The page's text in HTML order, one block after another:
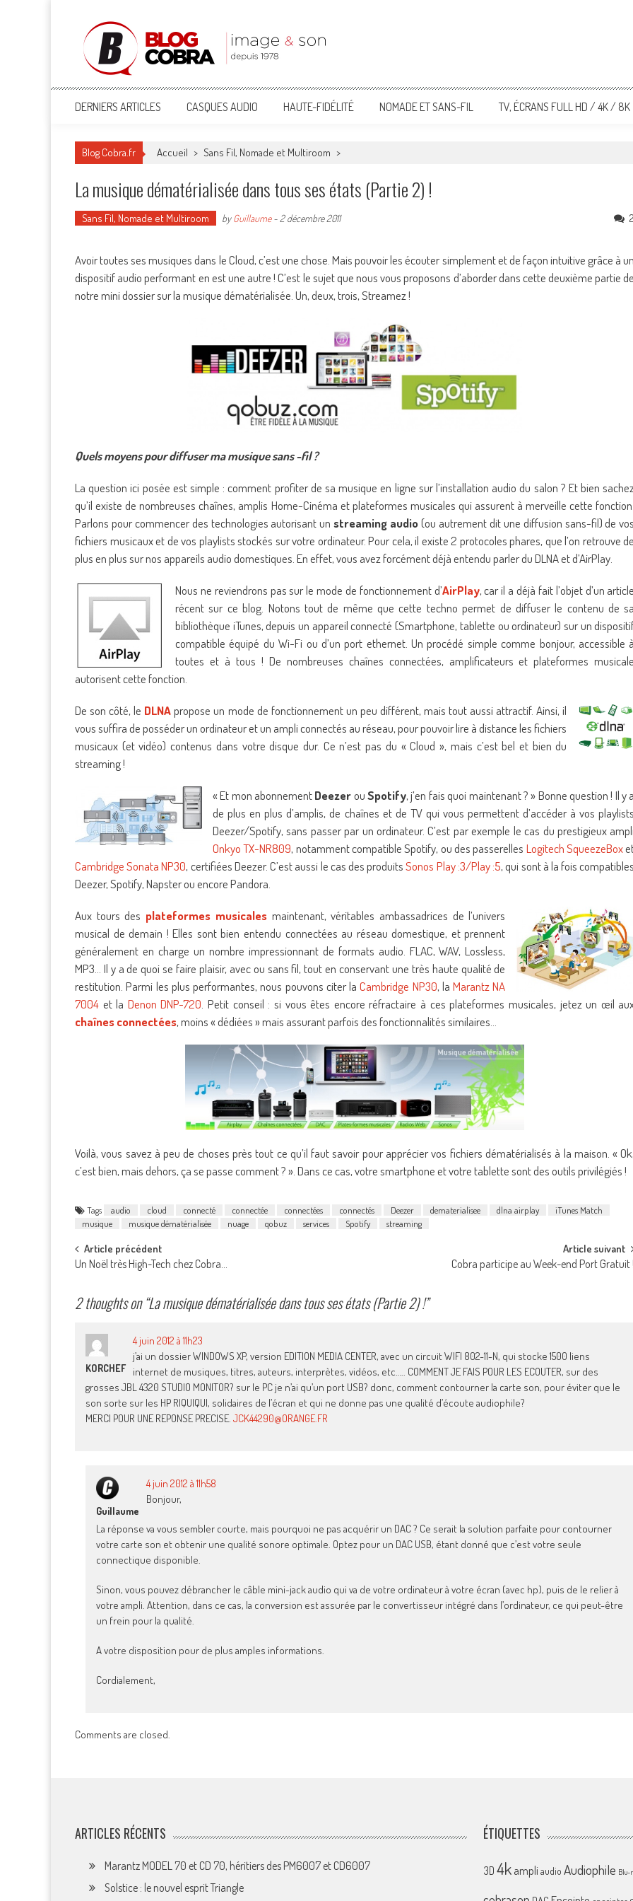
Blog Cobra
Toute l'actu Image & Son !
DERNIERS ARTICLES CASQUES AUDIO HAUTE-FIDÉLITÉ NOMADE ET SANS-FIL TV, ÉCRANS FULL HD / 4K / 8K
Blog Cobra.fr Accueil > Sans Fil, Nomade et Multiroom >
La musique dématérialisée dans tous ses états (Partie 2) !
Sans Fil, Nomade et Multiroom byGuillaume- 2 décembre 2011 2
Avoir toutes ses musiques dans le Cloud, c’est une chose. Mais pouvoir les écouter simplement et de façon intuitive grâce à un
dispositif audio performant en est une autre ! C’est le sujet que nous vous proposons d’aborder dans cette deuxième partie de
notre mini dossier sur la musique dématérialisée. Un, deux, trois, Streamez !
Quels moyens pour diffuser ma musique sans -fil ?
La question ici posée est simple : comment profiter de sa musique en ligne sur l’installation audio du salon ? Et bien sachez
qu’il existe de nombreuses chaînes, amplis Home-Cinéma et plateformes musicales qui assurent à merveille cette fonction.
Parlons pour commencer des technologies autorisant unstreaming audio(ou autrement dit une diffusion sans-fil) de vos
fichiers musicaux et de vos playlists stockés sur votre ordinateur. Pour cela, il existe 2 protocoles phares, que l’on retrouve de
plus en plus sur nos appareils audio domestiques. En effet, vous avez forcément déjà entendu parler du DLNA et d’AirPlay.
Nous ne reviendrons pas sur le mode de fonctionnement d’AirPlay, car il a déjà fait l’objet d’un article
récent sur ce blog. Notons tout de même que cette techno permet de diffuser le contenu de sa
bibliothèque iTunes, depuis un appareil connecté (Smartphone, tablette ou ordinateur) sur un
compatible équipé du Wi-Fi ou d’un port ethernet. Un procédé simple comme bonjour, accessible à
toutes et à tous ! De nombreuses chaînes connectées, amplificateurs et plateformes musicale
autorisent cette fonction.
De son côté, le DLNApropose un mode de fonctionnement un peu différent, mais tout aussi attractif. Ainsi, il
vous suffira de posséder un ordinateur et un ampli connectés au réseau, pour pouvoir lire à distance les fichiers
musicaux (et vidéo) contenus dans votre disque dur. Ce n’est pas du « Cloud », mais c’est bel et bien du
streaming !
« Et mon abonnementDeezerouSpotify, j’en fais quoi maintenant ? » Bonne question ! Il y a
de plus en plus d’amplis, de chaînes et de TV qui vous permettent d’accéder à vos playlists
Deezer/Spotify, sans passer par un ordinateur. C’est par exemple le cas du prestigieux
Onkyo TX-NR809, notamment compatible Spotify, ou des passerelles Logitech SqueezeBox
Cambridge Sonata NP30, certifiées Deezer. C’est aussi le cas des produitsSonos Play :3/Play :5, qui sont à la fois compatibles
Deezer, Spotify, Napster ou encore Pandora.
Aux tours des plateformes musicalesmaintenant, véritables ambassadrices de l’univers
musical de demain ! Elles sont bien entendu connectées au réseau domestique, et prennent
généralement en charge un nombre impressionnant de formats audio. FLAC, WAV, Lossless,
MP3… Il y a de quoi se faire plaisir, avec ou sans fil, tout en conservant une très haute qualité de
restitution. Parmi les plus performantes, nous pouvons citer laCambridge NP30, laMarantz NA
7004 et la Denon DNP-720 . Petit conseil : si vous êtes encore réfractaire à ces plateformes musicales, jetez un œil
chaînes connectées, moins « dédiées » mais assurant parfois des fonctionnalités similaires…
Voilà, vous savez à peu de choses près tout ce qu’il faut savoir pour apprécier vos fichiers dématérialisés à la maison. « Ok,
c’est bien, mais dehors, ça se passe comment ? ». Dans ce cas, votre smartphone et votre tablette sont des outils privilégiés !
Tags audio cloud connecté connectée connectées connectés Deezer dematerialisee dlna airplay
iTunes Match
musique
musique dématérialisée nuage qobuz services Spotify streaming
Post
navigation
Article précédent
Un Noël très High-Tech chez Cobra…
Article suivant
Cobra participe au Week-end Port Gratuit !
2 thoughts on “La musique dématérialisée dans tous ses états (Partie 2) !”
KORCHEF
4 juin 2012 à 11h23
j’ai un dossier WINDOWS XP, version EDITION MEDIA CENTER, avec un circuit WIFI 802-11-N, qui stocke 1500 liens
internet de musiques, titres, auteurs, interprètes, vidéos, etc….. COMMENT JE FAIS POUR LES ECOUTER, sur des
grosses JBL 4320 STUDIO MONITOR? sur le PC je n’ai qu’un port USB? donc, comment contourner la carte son, pour éviter que le
son sorte sur les HP RIQUIQUI, solidaires de l’écran et qui ne donne pas une qualité d’écoute audiophile?
MERCI POUR UNE REPONSE PRECISE. JCK44290@ORANGE.FR
Guillaume
4 juin 2012 à 11h58
Bonjour,
La réponse va vous sembler courte, mais pourquoi ne pas acquérir un DAC ? Ce serait la solution parfaite pour contourner
votre carte son et obtenir une qualité sonore optimale. Optez pour un DAC USB, étant donné que c’est votre seule
connectique disponible.
Sinon, vous pouvez débrancher le câble mini-jack audio qui va de votre ordinateur à votre écran (avec hp), puis de le relier à
votre ampli. Attention, dans ce cas, la conversion est assurée par le convertisseur intégré dans l’ordinateur, ce qui peut-être
un frein pour la qualité.
A votre disposition pour de plus amples informations.
Cordialement,
Comments are closed.
ARTICLES RÉCENTS
Marantz MODEL 70 et CD 70, héritiers des PM6007 et CD6007
Solstice : le nouvel esprit Triangle
ÉTIQUETTES
3D 4k ampliaudio Audiophile Blu-